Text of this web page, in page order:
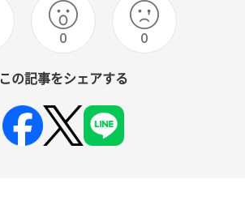
0 0
この記事をシェアする